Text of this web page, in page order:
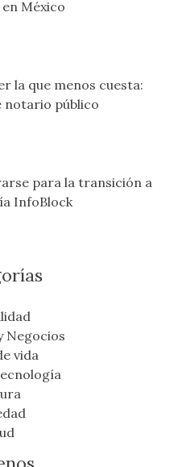
México
la que menos cuesta:
notario público
para la transición a
InfoBlock
Negocios
vida